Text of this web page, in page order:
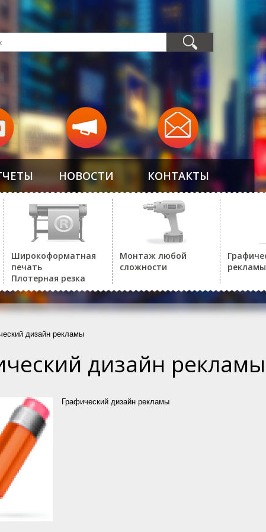
НОВОСТИ КОНТАКТЫ
Широкоформатная
печать
Плотерная резка
Монтаж любой
сложности
рекламы
дизайн рекламы
дизайн рекламы
Графический дизайн рекламы